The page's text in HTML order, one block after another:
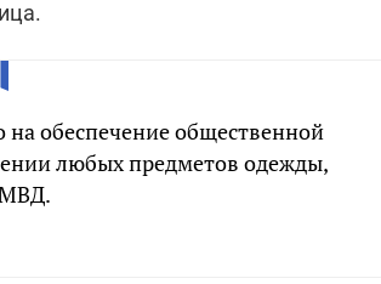
на обеспечение общественной
любых предметов одежды,